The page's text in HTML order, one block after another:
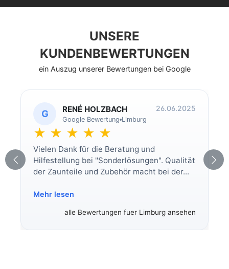
UNSERE
KUNDENBEWERTUNGEN
ein Auszug unserer Bewertungen bei Google
G RENÉ HOLZBACH 26.06.2025
Google Bewertung Limburg
★ ★ ★ ★ ★
Vielen Dank für die Beratung und
Hilfestellung bei "Sonderlösungen". Qualität
der Zaunteile und Zubehör macht bei der...
Mehr lesen
alle Bewertungen fuer Limburg ansehen